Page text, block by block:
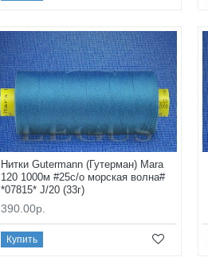
Нитки Gutermann (Гутерман) Mara
120 1000м #25с/о морская волна#
*07815* J/20 (33г)
390.00р.
Купить